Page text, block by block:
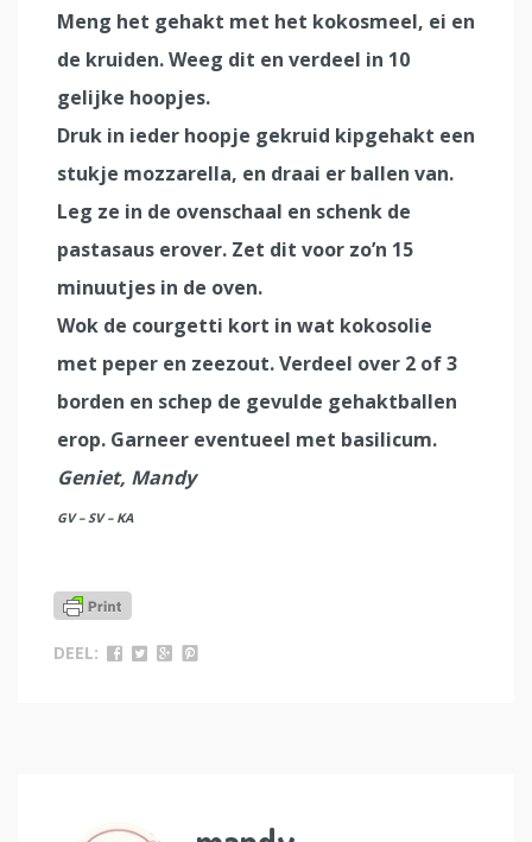
Meng het gehakt met het kokosmeel, ei en
de kruiden. Weeg dit en verdeel in 10
gelijke hoopjes.
Druk in ieder hoopje gekruid kipgehakt een
stukje mozzarella, en draai er ballen van.
Leg ze in de ovenschaal en schenk de
pastasaus erover. Zet dit voor zo’n 15
minuutjes in de oven.
Wok de courgetti kort in wat kokosolie
met peper en zeezout. Verdeel over 2 of 3
borden en schep de gevulde gehaktballen
erop. Garneer eventueel met basilicum.
Geniet, Mandy
GV – SV – KA
DEEL: